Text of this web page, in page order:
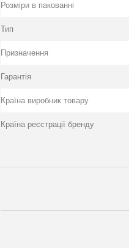
Розміри в пакованні
Тип
Призначення
Гарантія
Країна виробник товару
Країна реєстрації бренду